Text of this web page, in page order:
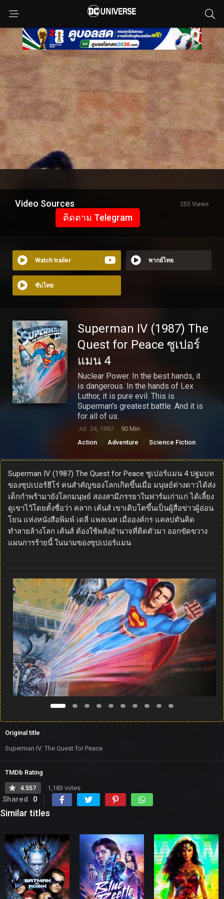
Video Sources 255 Views
ติดตาม Telegram
Watch trailer พากย์ไทย
ซับไทย
Superman IV (1987) The
Quest for Peace ซูเปอร์
แมน 4
Nuclear Power. In the best hands, it
is dangerous. In the hands of Lex
Luthor, it is pure evil. This is
Superman's greatest battle. And it is
for all of us.
Jul. 24, 1987
90 Min.
Action
Adventure Science Fiction
Superman IV (1987) The Quest for Peace ซูเปอร์แมน 4 ปฐมบท
ของซุปเปอร์ฮีโร่ คนสำคัญของโลกเกิดขึ้นเมื่อ มนุษย์ต่างดาวได้ส่ง
เด็กกำพร้ามายังโลกมนุษย์ สองสามีภรรยาในฟาร์มเก่าแก่ ได้เลี้ยง
ดูเขาไว้โดยตั้งชื่อว่า คลาก เค้นส์ เขาเติบโตขึ้นเป็นผู้สื่อข่าวผู้อ่อน
โยน แห่งหนังสือพิมพ์ เดลี่ แพลเนท เมื่อองค์กร แคลปตันคิด
ทำลายล้างโลก เค้นส์ ต้องใช้พลังอำนาจที่ติดตัวมา ออกขัดขวาง
แผนการร้ายนี้ ในนามของซุปเปอร์แมน
Original title
Superman IV: The Quest for Peace
TMDb Rating
4.557 1,183 votes
Shared 0
Similar titles